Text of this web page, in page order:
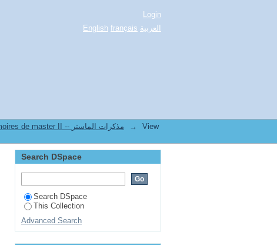
Login
English français العربية
2.[FSSH] Mémoires de master II -- مذكرات الماستر →
View
Search DSpace
Search DSpace
This Collection
Advanced Search